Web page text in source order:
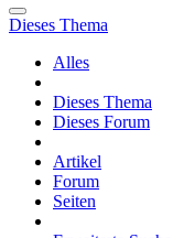
Dieses Thema
Alles
Dieses Thema
Dieses Forum
Artikel
Forum
Seiten